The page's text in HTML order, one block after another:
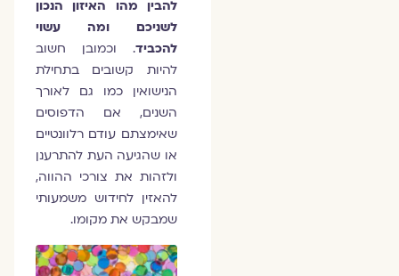
להבין מהו האיזון הנכון
לשניכם ומה עשוי
להכביד. וכמובן חשוב
להיות קשובים בתחילת
הנישואין כמו גם לאורך
השנים, אם הדפוסים
שאימצתם עודם רלוונטיים
או שהגיעה העת להתרענן
ולזהות את צורכי ההווה,
להאזין לחידוש משמעותי
שמבקש את מקומו.